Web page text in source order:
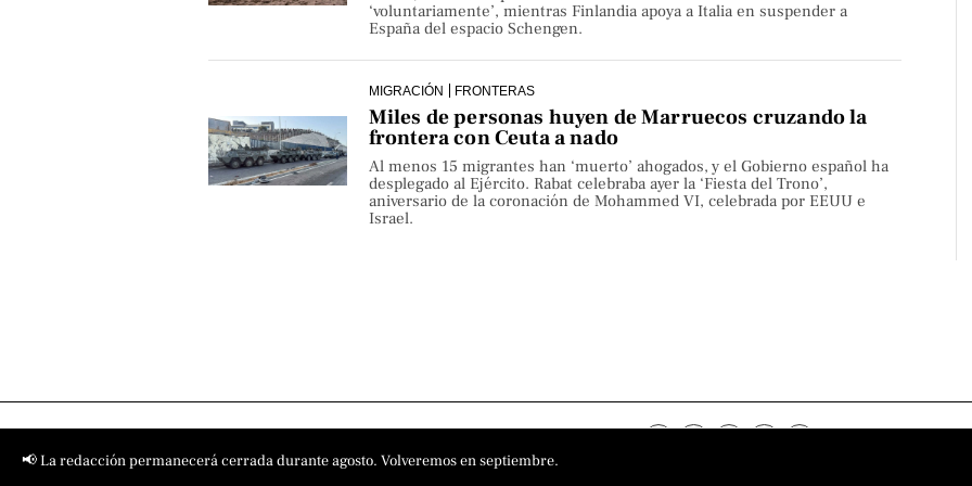
‘voluntariamente’, mientras Finlandia apoya a Italia en suspender a
España del espacio Schengen.
MIGRACIÓN FRONTERAS
Miles de personas huyen de Marruecos cruzando la
frontera con Ceuta a nado
Al menos 15 migrantes han ‘muerto’ ahogados, y el Gobierno español ha
desplegado al Ejército. Rabat celebraba ayer la ‘Fiesta del Trono’,
aniversario de la coronación de Mohammed VI, celebrada por EEUU e
Israel.
Contacto Aviso Legal
📢 La redacción permanecerá cerrada durante agosto. Volveremos en septiembre.